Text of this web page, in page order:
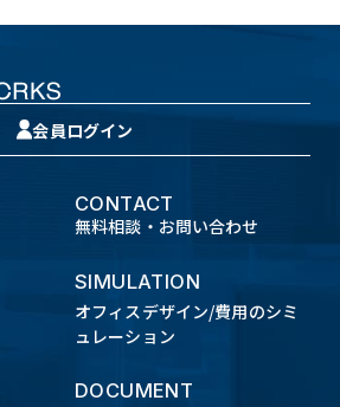
会員ログイン
CONTACT
無料相談・お問い合わせ
SIMULATION
オフィスデザイン/費用のシミ
ュレーション
DOCUMENT